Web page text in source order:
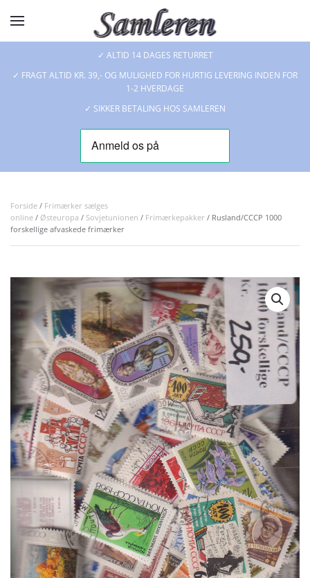
Skip to main content
✓ ALTID 14 DAGES RETURRET
✓ FRAGT ALTID KR. 39,- OG MULIGHED FOR HURTIG LEVERING INDEN FOR
1-2 HVERDAGE
✓ SIKKER BETALING HOS SAMLEREN
Forside / Frimærker sælges
online / Østeuropa / Sovjetunionen / Frimærkepakker / Rusland/CCCP 1000
forskellige afvaskede frimærker